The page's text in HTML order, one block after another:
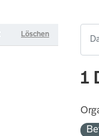
Löschen
1